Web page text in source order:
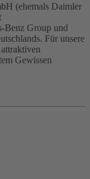
(ehemals Daimler
Benz Group und
Für unsere
Gewissen